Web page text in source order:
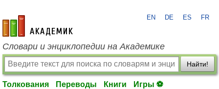
academic.ru
EN DE ES FR
Словари и энциклопедии на Академике
Найти!
Толкования Переводы Книги Игры ⚽